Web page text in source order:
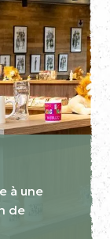
à une
de